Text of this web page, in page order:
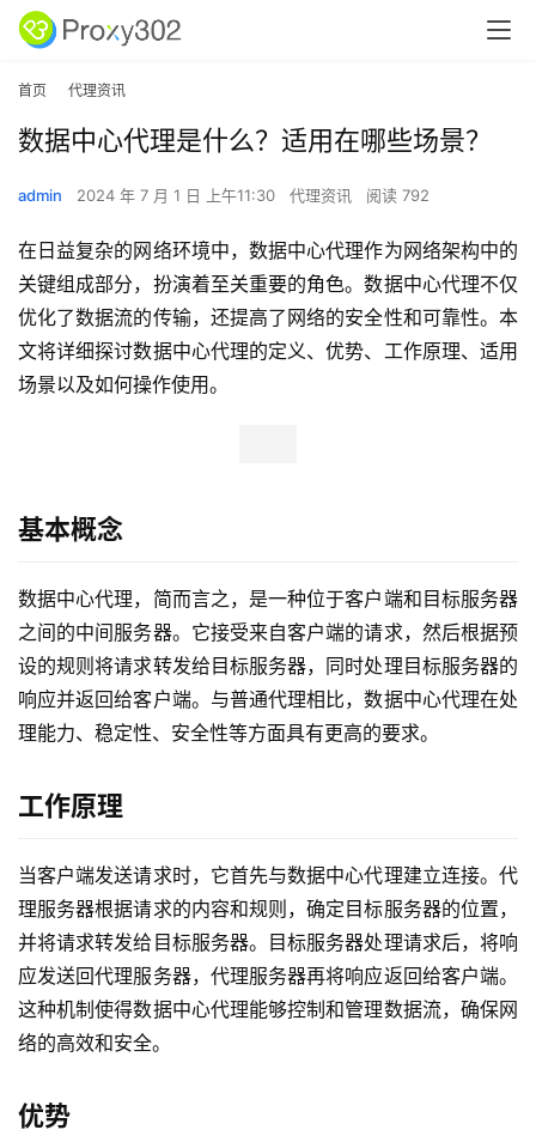
首页 代理资讯
数据中心代理是什么？适用在哪些场景？
admin 2024 年 7 月 1 日 上午11:30 代理资讯 阅读 792
在日益复杂的网络环境中，数据中心代理作为网络架构中的
关键组成部分，扮演着至关重要的角色。数据中心代理不仅
优化了数据流的传输，还提高了网络的安全性和可靠性。本
文将详细探讨数据中心代理的定义、优势、工作原理、适用
场景以及如何操作使用。
基本概念
数据中心代理，简而言之，是一种位于客户端和目标服务器
之间的中间服务器。它接受来自客户端的请求，然后根据预
设的规则将请求转发给目标服务器，同时处理目标服务器的
响应并返回给客户端。与普通代理相比，数据中心代理在处
理能力、稳定性、安全性等方面具有更高的要求。
工作原理
当客户端发送请求时，它首先与数据中心代理建立连接。代
理服务器根据请求的内容和规则，确定目标服务器的位置，
并将请求转发给目标服务器。目标服务器处理请求后，将响
应发送回代理服务器，代理服务器再将响应返回给客户端。
这种机制使得数据中心代理能够控制和管理数据流，确保网
络的高效和安全。
优势